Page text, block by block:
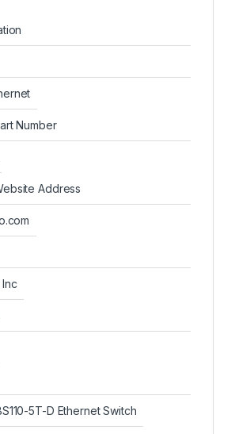
Number
Address
5T-D Ethernet Switch